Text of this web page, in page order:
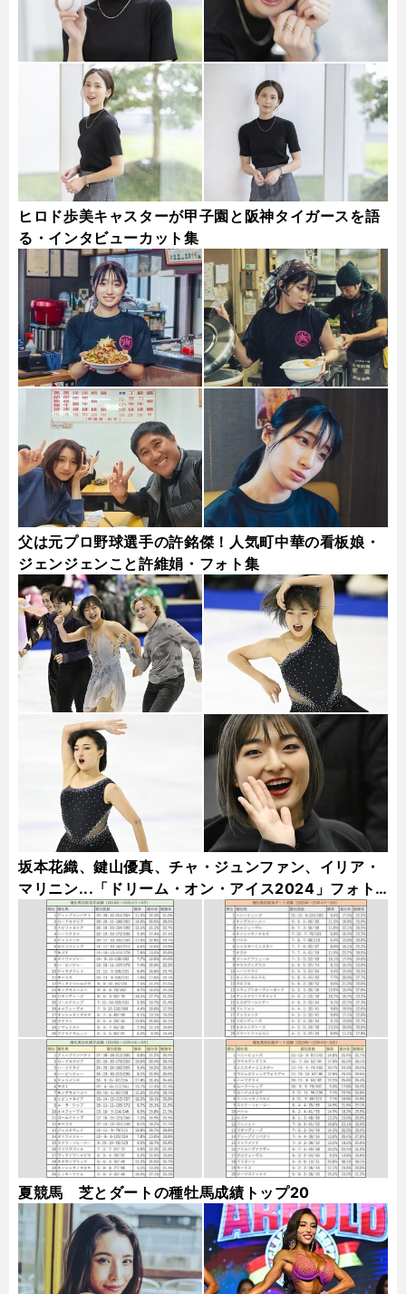
ヒロド歩美キャスターが甲子園と阪神タイガースを語
る・インタビューカット集
父は元プロ野球選手の許銘傑！人気町中華の看板娘・
ジェンジェンこと許維娟・フォト集
坂本花織、鍵山優真、チャ・ジュンファン、イリア・
マリニン...「ドリーム・オン・アイス2024」フォト
ギャラリー
夏競馬 芝とダートの種牡馬成績トップ20